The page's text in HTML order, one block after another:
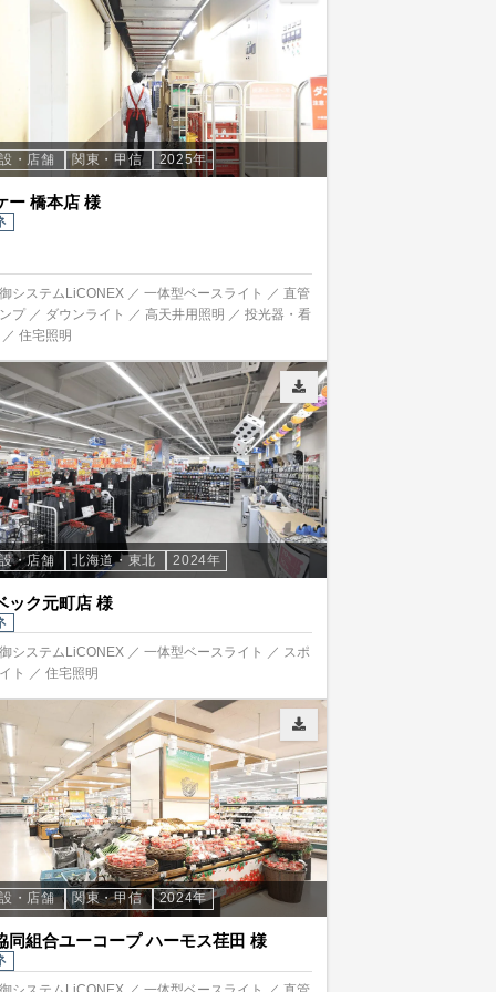
・店舗 関東・甲信 2025年
ー 橋本店 様
システムLiCONEX ／ 一体型ベースライト ／ 直管
プ ／ ダウンライト ／ 高天井用照明 ／ 投光器・看
住宅照明
・店舗 北海道・東北 2024年
ック元町店 様
システムLiCONEX ／ 一体型ベースライト ／ スポ
ト ／ 住宅照明
・店舗 関東・甲信 2024年
同組合ユーコープ ハーモス荏田 様